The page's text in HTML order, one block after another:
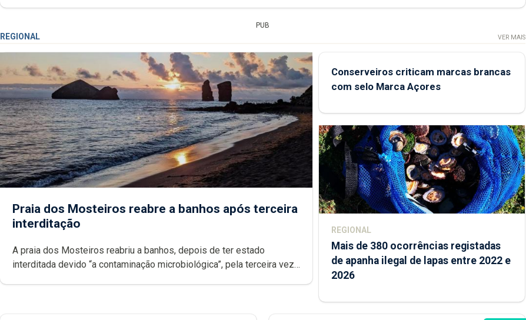
PUB
REGIONAL VER MAIS
Praia dos Mosteiros reabre a banhos após terceira
interditação
A praia dos Mosteiros reabriu a banhos, depois de ter estado
interditada devido “a contaminação microbiológica”, pela terceira vez
Conserveiros criticam marcas brancas
com selo Marca Açores
REGIONAL
Mais de 380 ocorrências registadas
de apanha ilegal de lapas entre 2022 e
2026